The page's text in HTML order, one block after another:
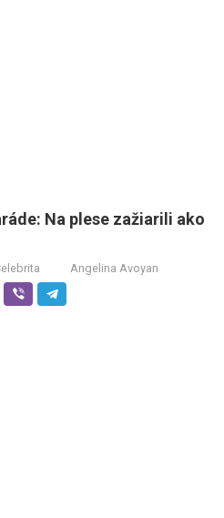
Na plese zažiarili ako
Angelina Avoyan